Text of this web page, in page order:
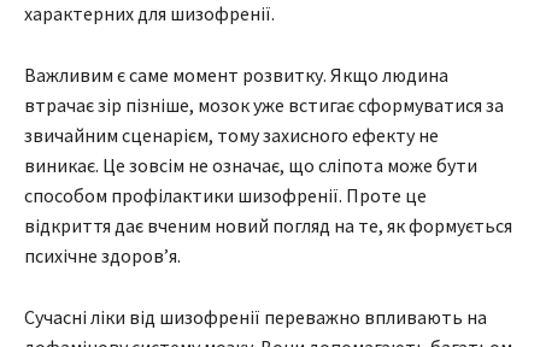
характерних для шизофренії.
Важливим є саме момент розвитку. Якщо людина
втрачає зір пізніше, мозок уже встигає сформуватися за
звичайним сценарієм, тому захисного ефекту не
виникає. Це зовсім не означає, що сліпота може бути
способом профілактики шизофренії. Проте це
відкриття дає вченим новий погляд на те, як формується
психічне здоров’я.
Сучасні ліки від шизофренії переважно впливають на